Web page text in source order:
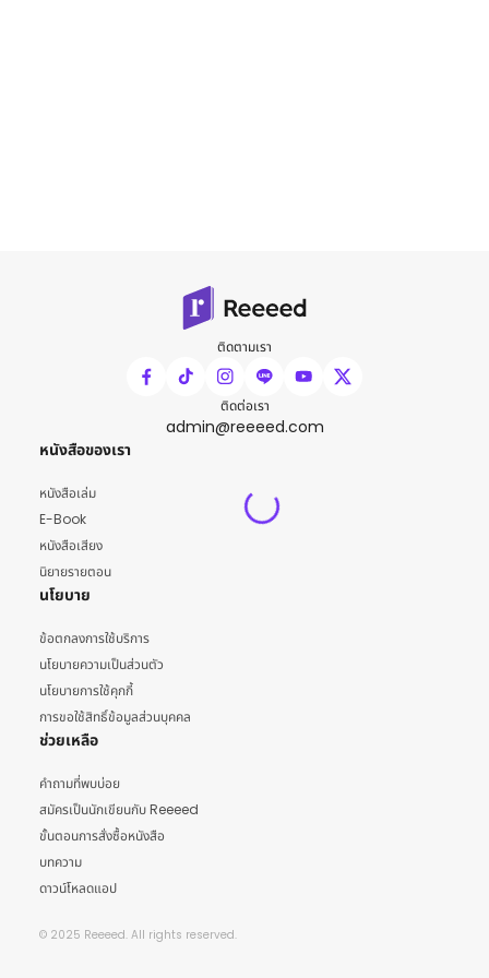
ติดตามเรา
ติดต่อเรา
admin@reeeed.com
หนังสือของเรา
หนังสือเล่ม
E-Book
หนังสือเสียง
นิยายรายตอน
นโยบาย
ข้อตกลงการใช้บริการ
นโยบายความเป็นส่วนตัว
นโยบายการใช้คุกกี้
การขอใช้สิทธิ์ข้อมูลส่วนบุคคล
ช่วยเหลือ
คำถามที่พบบ่อย
สมัครเป็นนักเขียนกับ Reeeed
ขั้นตอนการสั่งซื้อหนังสือ
บทความ
ดาวน์โหลดแอป
© 2025 Reeeed. All rights reserved.